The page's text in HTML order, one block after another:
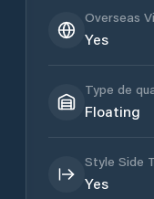
Overseas
Yes
Type de
Floating
Style Side
Yes